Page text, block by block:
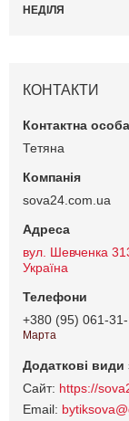
НЕДІЛЯ
КОНТАКТИ
Тетяна
sova24.com.ua
вул. Шевченка
Україна
+380 (95) 061-
Марта
https://